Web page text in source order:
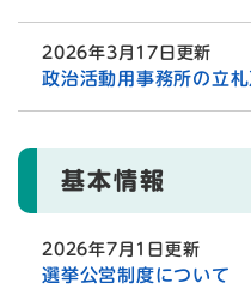
2026年3月17日更新
政治活動用事務所の立
基本情報
2026年7月1日更新
選挙公営制度について